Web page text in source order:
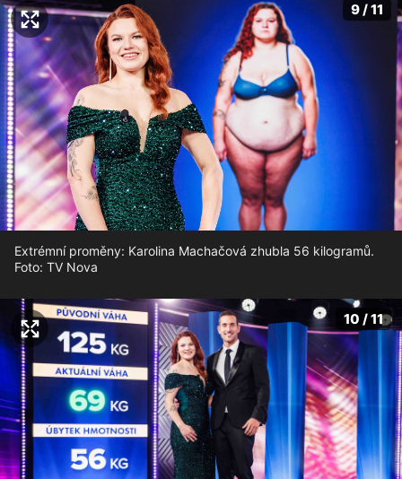
9 / 11
Extrémní proměny: Karolina Machačová zhubla 56 kilogramů.
Foto: TV Nova
10 / 11